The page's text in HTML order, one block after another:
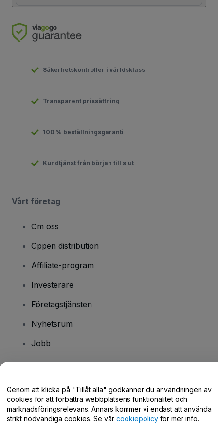
Säkerhetskontroller i världsklass
Transparent prissättning
100 % beställningsgaranti
Kundtjänst från början till slut
Vårt företag
Om oss
Öppen distribution
Affiliate-program
Investerare
Företagstjänsten
Nyhetsrum
Jobb
Hjälpcenter / Kontakta oss
Genom att klicka på "Tillåt alla" godkänner du användningen av
cookies för att förbättra webbplatsens funktionalitet och
marknadsföringsrelevans. Annars kommer vi endast att använda
strikt nödvändiga cookies. Se vår cookiepolicy för mer info.